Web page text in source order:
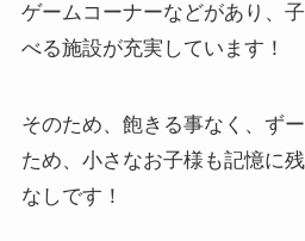
ゲームコーナーなどがあり、
べる施設が充実しています！
そのため、飽きる事なく、ず
ため、小さなお子様も記憶に
なしです！